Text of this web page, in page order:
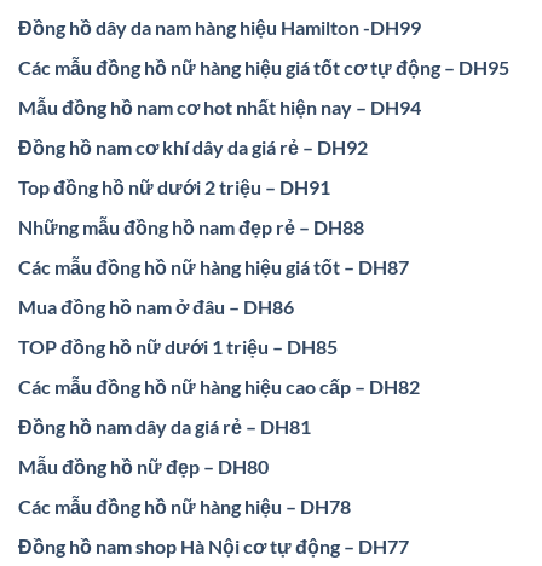
Đồng hồ dây da nam hàng hiệu Hamilton -DH99
Các mẫu đồng hồ nữ hàng hiệu giá tốt cơ tự động – DH95
Mẫu đồng hồ nam cơ hot nhất hiện nay – DH94
Đồng hồ nam cơ khí dây da giá rẻ – DH92
Top đồng hồ nữ dưới 2 triệu – DH91
Những mẫu đồng hồ nam đẹp rẻ – DH88
Các mẫu đồng hồ nữ hàng hiệu giá tốt – DH87
Mua đồng hồ nam ở đâu – DH86
TOP đồng hồ nữ dưới 1 triệu – DH85
Các mẫu đồng hồ nữ hàng hiệu cao cấp – DH82
Đồng hồ nam dây da giá rẻ – DH81
Mẫu đồng hồ nữ đẹp – DH80
Các mẫu đồng hồ nữ hàng hiệu – DH78
Đồng hồ nam shop Hà Nội cơ tự động – DH77